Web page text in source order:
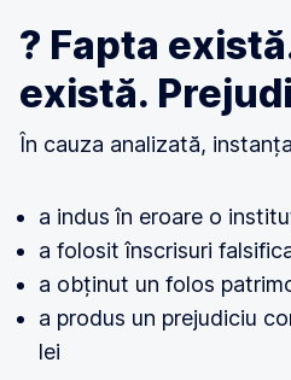
? Fapta
există.
În cauza analizată,
a indus în eroare o
a folosit înscrisuri
a obținut un folos
a produs un prejudiciu
lei